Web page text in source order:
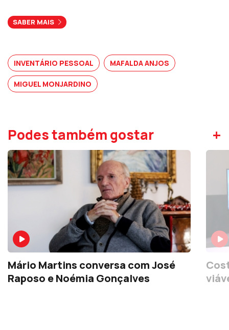
SABER MAIS
INVENTÁRIO PESSOAL MAFALDA ANJOS
MIGUEL MONJARDINO
Podes também gostar +
Mário Martins conversa com José
Raposo e Noémia Gonçalves